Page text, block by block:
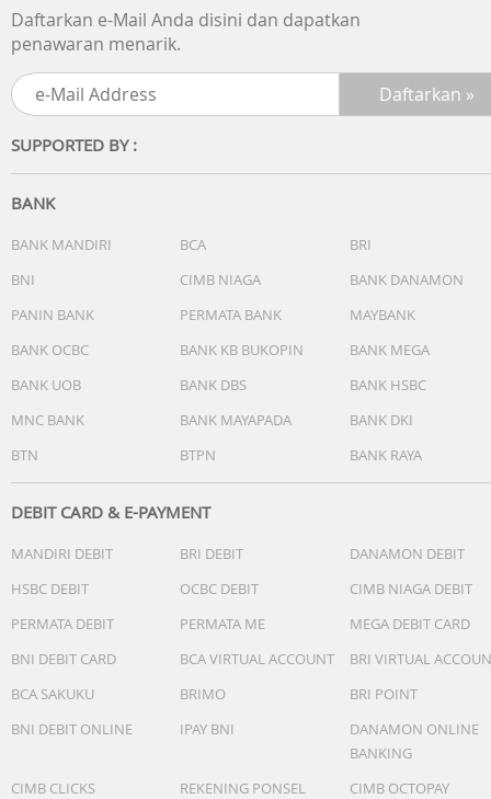
Spesifikasi :
4K/30fps, 20MP
180 Min Record Time
2-inch Touch Screen with IPS Display
170° Wide-angle Lens
4 x Zoom
Superb Image Stabilization
In The Box :
2x 1350mAh
1x Pengisi Daya Baterai
1x Remote Control
1x Sepeda Stand
10x Mount
1x Perban
5x Tethers
1 x Protective Backdoor
1x Lens Cloth
1x Panduan Referensi Cepat
Daftarkan e-Mail Anda disini dan dapatkan
penawaran menarik.
SUPPORTED BY :
BANK
BANK MANDIRI BCA
BRI
BNI
CIMB NIAGA
BANK DANAMON
PANIN BANK
PERMATA BANK
MAYBANK
BANK OCBC
BANK KB BUKOPIN
BANK MEGA
BANK UOB
BANK DBS
BANK HSBC
MNC BANK
BANK MAYAPADA
BANK DKI
BTN
BTPN BANK RAYA
DEBIT CARD & E-PAYMENT
MANDIRI DEBIT BRI DEBIT
DANAMON DEBIT
HSBC DEBIT
OCBC DEBIT
CIMB NIAGA DEBIT
PERMATA DEBIT
PERMATA ME
MEGA DEBIT CARD
BNI DEBIT CARD
BCA VIRTUAL ACCOUNT
BRI VIRTUAL
BCA SAKUKU
BRIMO
BRI POINT
BNI DEBIT ONLINE
IPAY BNI
DANAMON ONLINE
BANKING
CIMB CLICKS
REKENING PONSEL
CIMB OCTOPAY